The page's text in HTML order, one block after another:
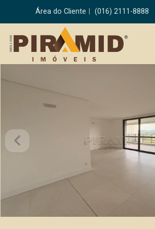
Área do Cliente (016) 2111-8888